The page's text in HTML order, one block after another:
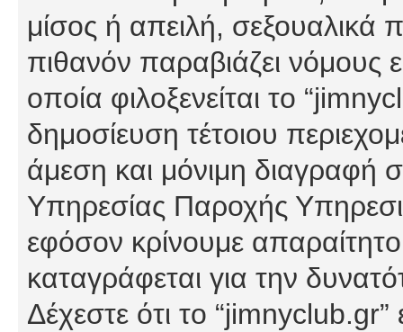
μίσος ή απειλή, σεξουαλικά
πιθανόν παραβιάζει νόμους
οποία φιλοξενείται το
δημοσίευση τέτοιου
άμεση και μόνιμη διαγραφή
Υπηρεσίας Παροχής
εφόσον κρίνουμε
καταγράφεται για την
Δέχεστε ότι το